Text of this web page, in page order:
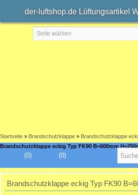
der-luftshop.de Lüftungsartikel
Startseite » Brandschutzklappe » Brandschutzklappe
Brandschutzklappe eckig Typ FK90 B=600mm
(0)
(0)
Brandschutzklappe eckig Typ FK90